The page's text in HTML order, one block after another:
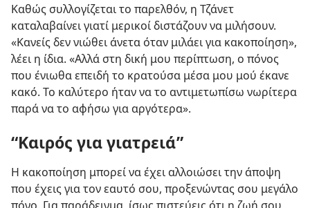
Καθώς συλλογίζεται το παρελθόν, η Τζάνετ
καταλαβαίνει γιατί μερικοί διστάζουν να μιλήσουν.
«Κανείς δεν νιώθει άνετα όταν μιλάει για κακοποίηση»,
λέει η ίδια. «Αλλά στη δική μου περίπτωση, ο πόνος
που ένιωθα επειδή το κρατούσα μέσα μου μού έκανε
κακό. Το καλύτερο ήταν να το αντιμετωπίσω νωρίτερα
παρά να το αφήσω για αργότερα».
“Καιρός για γιατρειά”
Η κακοποίηση μπορεί να έχει αλλοιώσει την άποψη
που έχεις για τον εαυτό σου, προξενώντας σου μεγάλο